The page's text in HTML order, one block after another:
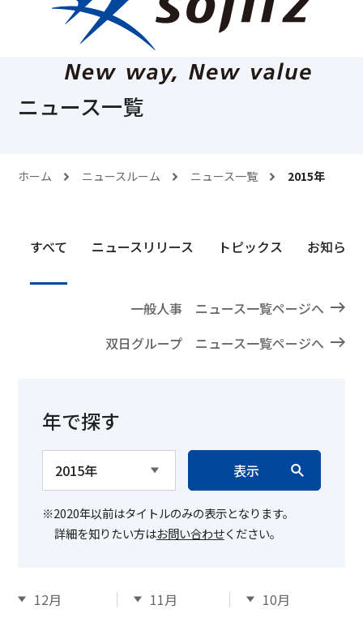
ニュース一覧
ホーム ニュースルーム ニュース一覧 2015年
すべて ニュースリリース トピックス お知らせ
一般人事 ニュース一覧ページへ
双日グループ ニュース一覧ページへ
年で探す
表示
※2020年以前はタイトルのみの表示となります。
詳細を知りたい方はお問い合わせください。
12月 11月
10月